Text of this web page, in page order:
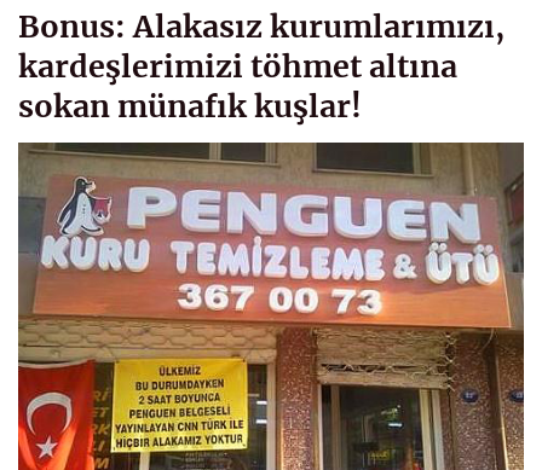
Bonus: Alakasız kurumlarımızı,
kardeşlerimizi töhmet altına
sokan münafık kuşlar!